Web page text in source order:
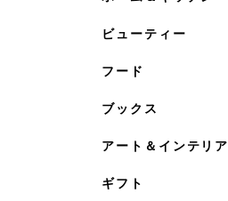
ビューティー
フード
ブックス
アート＆インテリア
ギフト